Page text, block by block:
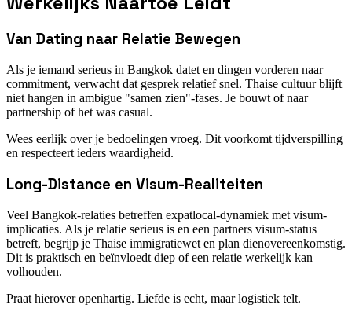
Van Dating naar Relatie Bewegen
Als je iemand serieus in Bangkok datet en dingen vorderen naar
commitment, verwacht dat gesprek relatief snel. Thaise cultuur blijft
niet hangen in ambigue "samen zien"-fases. Je bouwt of naar
partnership of het was casual.
Wees eerlijk over je bedoelingen vroeg. Dit voorkomt tijdverspilling
en respecteert ieders waardigheid.
Long-Distance en Visum-Realiteiten
Veel Bangkok-relaties betreffen expatlocal-dynamiek met visum-
implicaties. Als je relatie serieus is en een partners visum-status
betreft, begrijp je Thaise immigratiewet en plan dienovereenkomstig.
Dit is praktisch en beïnvloedt diep of een relatie werkelijk kan
volhouden.
Praat hierover openhartig. Liefde is echt, maar logistiek telt.